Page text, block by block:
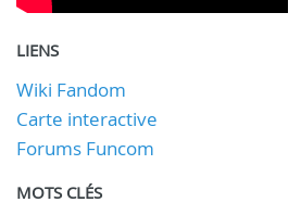
LIENS
Wiki Fandom
Carte interactive
Forums Funcom
MOTS CLÉS